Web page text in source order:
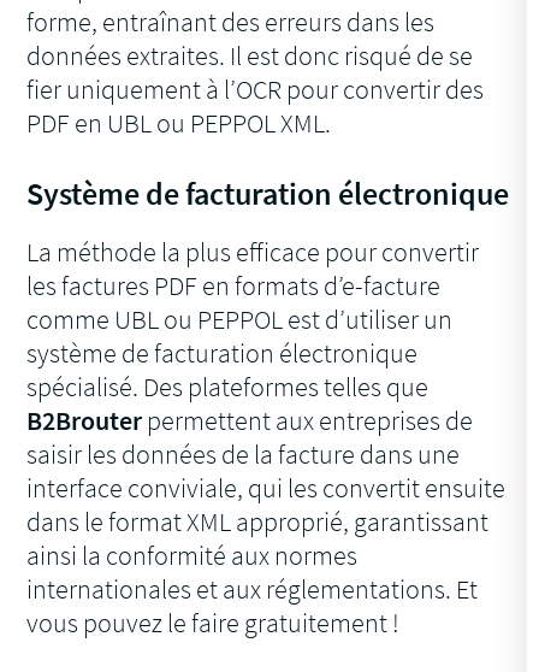
forme, entraînant des erreurs dans les
données extraites. Il est donc risqué de se
fier uniquement à l’OCR pour convertir des
PDF en UBL ou PEPPOL XML.
Système de facturation électronique
La méthode la plus efficace pour convertir
les factures PDF en formats d’e-facture
comme UBL ou PEPPOL est d’utiliser un
système de facturation électronique
spécialisé. Des plateformes telles que
B2Brouterpermettent aux entreprises de
saisir les données de la facture dans une
interface conviviale, qui les convertit ensuite
dans le format XML approprié, garantissant
ainsi la conformité aux normes
internationales et aux réglementations. Et
vous pouvez le faire gratuitement !